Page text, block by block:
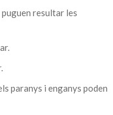
resultar les
paranys i enganys poden